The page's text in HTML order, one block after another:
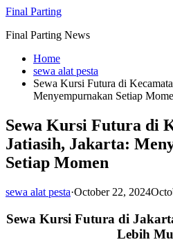
Skip
content
Final Parting
Final Parting News
Home
sewa alat pesta
Sewa Kursi Futura di
Menyempurnakan Setiap
Sewa Kursi Futura di
Jatiasih, Jakarta:
Setiap Momen
sewa alat pesta·October 22, 2024
Sewa Kursi Futura di
Lebih